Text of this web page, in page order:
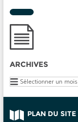
ARCHIVES
Archives
PLAN DU SITE